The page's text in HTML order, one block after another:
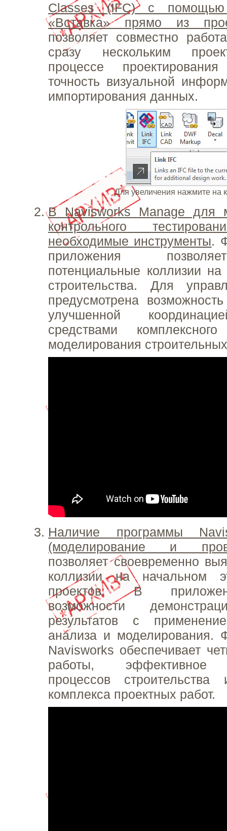
Classes(IFC) с помощью
«Вставка» прямо из
позволяет совместно
сразу нескольким
процессе проектирования
точность визуальной
импортирования данных.
Для увеличения нажмите на
В Navisworks Manage для
контрольного
необходимые инструменты.
приложения
потенциальные коллизии
строительства. Для
предусмотрена
улучшенной
средствами
моделирования
Наличие программы
(моделирование и
позволяет своевременно
коллизии на начальном
проектов. В
возможности
результатов с
анализа и моделирования.
Navisworks обеспечивает
работы, эффективное
процессов
комплекса проектных работ.